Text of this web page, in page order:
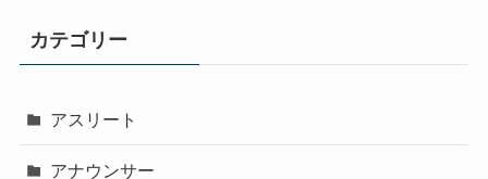
カテゴリー
アスリート
アナウンサー